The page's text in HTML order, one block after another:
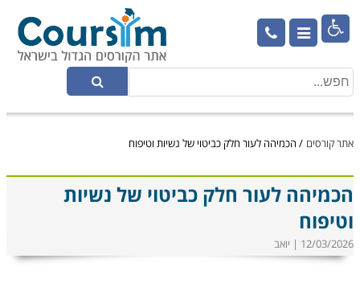

אתר קורסים / הכמיהה לעור חלק כביטוי של נשיות וטיפוח
הכמיהה לעור חלק כביטוי של נשיות
וטיפוח
12/03/2026 | יואב